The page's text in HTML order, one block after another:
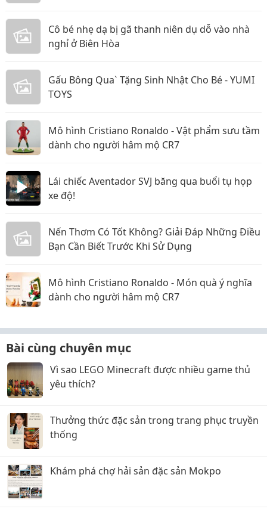
Cô bé nhẹ dạ bị gã thanh niên dụ dỗ vào nhà
nghỉ ở Biên Hòa
Gấu Bông Qua` Tặng Sinh Nhật Cho Bé - YUMI
TOYS
Mô hình Cristiano Ronaldo - Vật phẩm sưu tầm
dành cho người hâm mộ CR7
Lái chiếc Aventador SVJ băng qua buổi tụ họp
xe độ!
Nến Thơm Có Tốt Không? Giải Đáp Những Điều
Bạn Cần Biết Trước Khi Sử Dụng
Mô hình Cristiano Ronaldo - Món quà ý nghĩa
dành cho người hâm mộ CR7
Bài cùng chuyên mục
Vì sao LEGO Minecraft được nhiều game thủ
yêu thích?
Thưởng thức đặc sản trong trang phục truyền
thống
Khám phá chợ hải sản đặc sản Mokpo